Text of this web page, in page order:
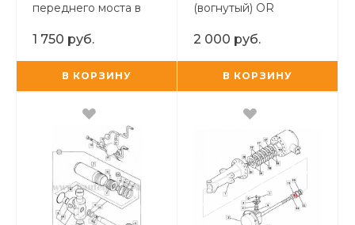
переднего моста в
JCB 3CX/4CX TUR
1 750 руб.
В КОРЗИНУ
(вогнутый) OR
2 000 руб.
В КОРЗИНУ